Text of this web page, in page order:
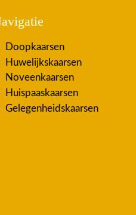
Doopkaarsen
Huwelijkskaarsen
Noveenkaarsen
Huispaaskaarsen
Gelegenheidskaarsen